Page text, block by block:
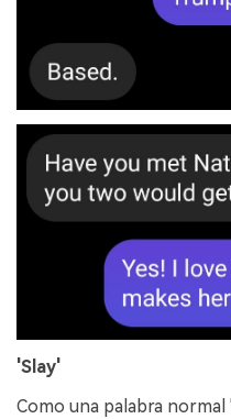
'Slay'
Como una palabra